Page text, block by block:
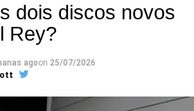
para um experimento científico (a
Arm, vocalista do Mudhoney,
reúne integrantes e
dois discos novos
Rey?
agoon 25/07/2026